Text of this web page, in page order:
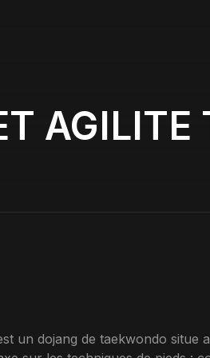
un dojang de taekwondo situe